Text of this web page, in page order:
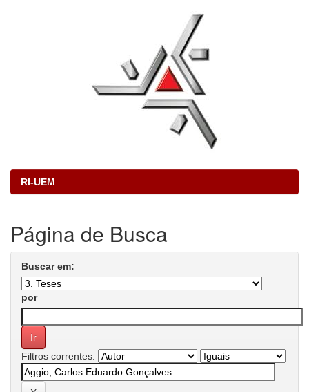
RI-UEM
Página de Busca
Buscar em:
por
Filtros correntes: